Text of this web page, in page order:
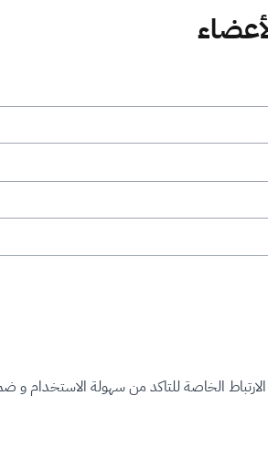
الخاصة للتاكد من سهولة الاستخدام و